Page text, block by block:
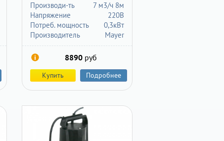
7 м3/ч 8м
Производи-ть
220В
Напряжение
0,3кВт
Потреб. мощность
Mayer
Производитель
8890 руб
Купить Подробнее